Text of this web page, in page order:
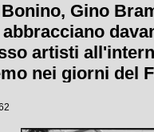
Gino
artisti
nei giorni del